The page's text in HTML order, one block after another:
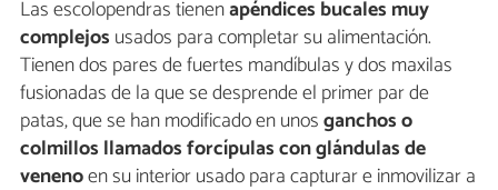
Las escolopendras tienenapéndices bucales muy
complejos usados para completar su alimentación.
Tienen dos pares de fuertes mandíbulas y dos maxilas
fusionadas de la que se desprende el primer par de
patas, que se han modificado en unosganchos o
colmillos llamados forcípulascon glándulas de
venenoen su interior usado para capturar e inmovilizar a